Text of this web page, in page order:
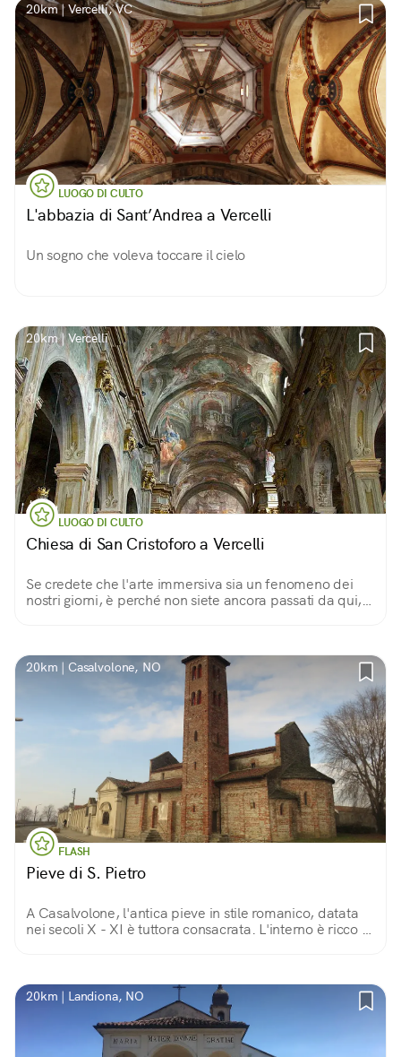
20km | Vercelli, VC
LUOGO DI CULTO
L'abbazia di Sant’Andrea a Vercelli
Un sogno che voleva toccare il cielo
20km | Vercelli
LUOGO DI CULTO
Chiesa di San Cristoforo a Vercelli
Se credete che l'arte immersiva sia un fenomeno dei
nostri giorni, è perché non siete ancora passati da qui,
20km | Casalvolone, NO
FLASH
Pieve di S. Pietro
A Casalvolone, l'antica pieve in stile romanico, datata
nei secoli X - XI è tuttora consacrata. L'interno è ricco di
20km | Landiona, NO